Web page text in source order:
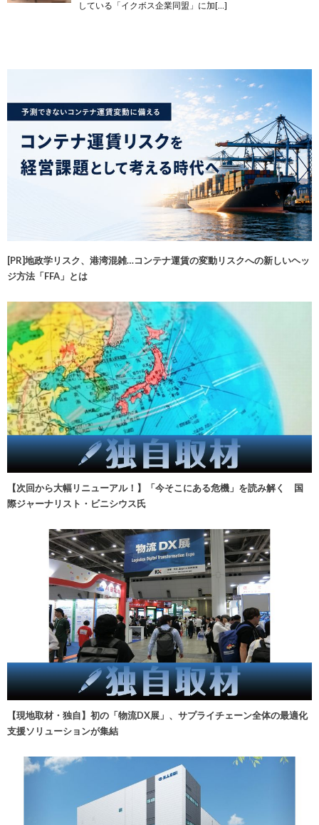
している「イクボス企業同盟」に加[…]
[PR]地政学リスク、港湾混雑…コンテナ運賃の変動リスクへの新しいヘッ
ジ方法「FFA」とは
【次回から大幅リニューアル！】「今そこにある危機」を読み解く 国
際ジャーナリスト・ビニシウス氏
【現地取材・独自】初の「物流DX展」、サプライチェーン全体の最適化
支援ソリューションが集結